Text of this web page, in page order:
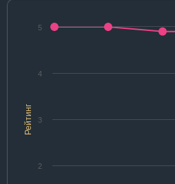
Рейтинг
2
3
4
5